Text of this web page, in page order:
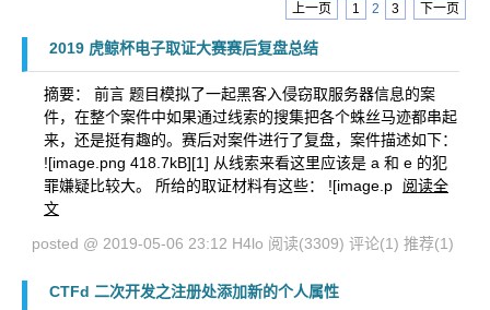
上一页 1 2 3 下一页
2019 虎鲸杯电子取证大赛赛后复盘总结
摘要： 前言 题目模拟了一起黑客入侵窃取服务器信息的案
件，在整个案件中如果通过线索的搜集把各个蛛丝马迹都串起
来，还是挺有趣的。赛后对案件进行了复盘，案件描述如下：
![image.png 418.7kB][1] 从线索来看这里应该是 a 和 e 的犯
罪嫌疑比较大。 所给的取证材料有这些： ![image.p
阅读全
文
posted @ 2019-05-06 23:12 H4lo 阅读(3309) 评论(1) 推荐(1)
CTFd 二次开发之注册处添加新的个人属性